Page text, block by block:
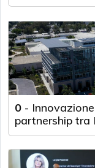
0 -
partnership tra